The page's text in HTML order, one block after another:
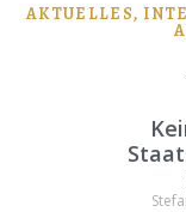
AKTUELLES,